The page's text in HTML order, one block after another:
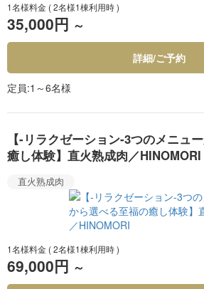
1名様料金 ( 2名様1棟利用時 )
35,000円 ～
詳細/ご予約
定員 1～6名様
【-リラクゼーション-3つのメニュ
癒し体験】直火熟成肉／HINOMORI
直火熟成肉
1名様料金 ( 2名様1棟利用時 )
69,000円 ～